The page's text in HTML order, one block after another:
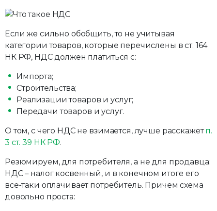
Если же сильно обобщить, то не учитывая
категории товаров, которые перечислены в ст. 164
НК РФ, НДС должен платиться с:
Импорта;
Строительства;
Реализации товаров и услуг;
Передачи товаров и услуг.
О том, с чего НДС не взимается, лучше расскажетп.
3 ст. 39 НК РФ.
Резюмируем, для потребителя, а не для продавца:
НДС – налог косвенный, и в конечном итоге его
все-таки оплачивает потребитель. Причем схема
довольно проста: